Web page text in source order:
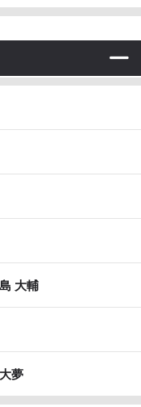
大輔
夢